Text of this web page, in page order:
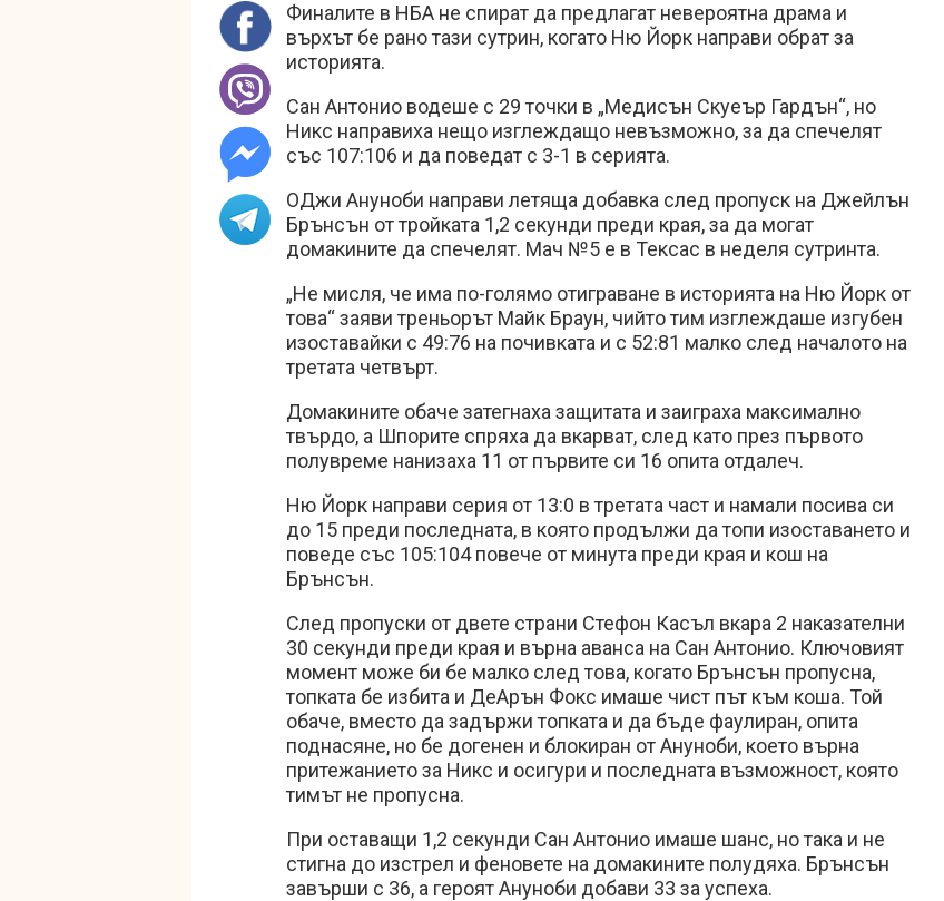
Финалите в НБА не спират да предлагат невероятна драма и
върхът бе рано тази сутрин, когато Ню Йорк направи обрат за
историята.
Сан Антонио водеше с 29 точки в „Медисън Скуеър Гардън“, но
Никс направиха нещо изглеждащо невъзможно, за да спечелят
със 107:106 и да поведат с 3-1 в серията.
ОДжи Ануноби направи летяща добавка след пропуск на Джейлън
Брънсън от тройката 1,2 секунди преди края, за да могат
домакините да спечелят. Мач №5 е в Тексас в неделя сутринта.
„Не мисля, че има по-голямо отиграване в историята на Ню Йорк от
това“ заяви треньорът Майк Браун, чийто тим изглеждаше изгубен
изоставайки с 49:76 на почивката и с 52:81 малко след началото на
третата четвърт.
Домакините обаче затегнаха защитата и заиграха максимално
твърдо, а Шпорите спряха да вкарват, след като през първото
полувреме нанизаха 11 от първите си 16 опита отдалеч.
Ню Йорк направи серия от 13:0 в третата част и намали посива си
до 15 преди последната, в която продължи да топи изоставането и
поведе със 105:104 повече от минута преди края и кош на
Брънсън.
След пропуски от двете страни Стефон Касъл вкара 2 наказателни
30 секунди преди края и върна аванса на Сан Антонио. Ключовият
момент може би бе малко след това, когато Брънсън пропусна,
топката бе избита и ДеАрън Фокс имаше чист път към коша. Той
обаче, вместо да задържи топката и да бъде фаулиран, опита
поднасяне, но бе догенен и блокиран от Ануноби, което върна
притежанието за Никс и осигури и последната възможност, която
тимът не пропусна.
При оставащи 1,2 секунди Сан Антонио имаше шанс, но така и не
стигна до изстрел и феновете на домакините полудяха. Брънсън
завърши с 36, а героят Ануноби добави 33 за успеха.